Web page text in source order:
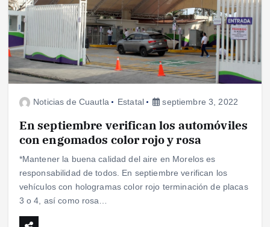
Noticias de Cuautla Estatal septiembre 3, 2022
En septiembre verifican los automóviles
con engomados color rojo y rosa
*Mantener la buena calidad del aire en Morelos es
responsabilidad de todos. En septiembre verifican los
vehículos con hologramas color rojo terminación de placas
3 o 4, así como rosa…